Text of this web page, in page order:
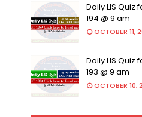
Daily LIS Quiz
194 @ 9 am
OCTOBER 11,
Daily LIS Quiz
193 @ 9 am
OCTOBER 10,